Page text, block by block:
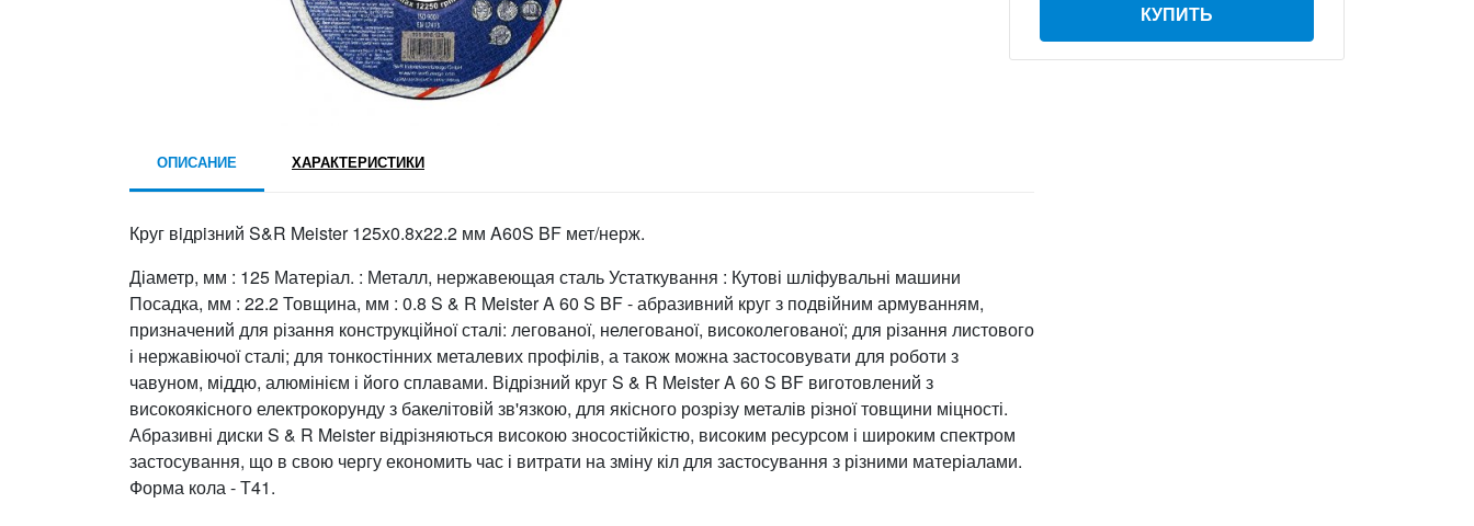
КУПИТЬ
ОПИСАНИЕ ХАРАКТЕРИСТИКИ
Круг вiдрiзний S&R Meister 125x0.8x22.2 мм A60S BF мет/нерж.
Діаметр, мм : 125 Матеріал. : Металл, нержавеющая сталь Устаткування : Кутові шліфувальні машини
Посадка, мм : 22.2 Товщина, мм : 0.8 S & R Meister A 60 S BF - абразивний круг з подвійним армуванням,
призначений для різання конструкційної сталі: легованої, нелегованої, високолегованої; для різання листового
і нержавіючої сталі; для тонкостінних металевих профілів, а також можна застосовувати для роботи з
чавуном, міддю, алюмінієм і його сплавами. Відрізний круг S & R Meister A 60 S BF виготовлений з
високоякісного електрокорунду з бакелітовій зв'язкою, для якісного розрізу металів різної товщини міцності.
Абразивні диски S & R Meister відрізняються високою зносостійкістю, високим ресурсом і широким спектром
застосування, що в свою чергу економить час і витрати на зміну кіл для застосування з різними матеріалами.
Форма кола - Т41.